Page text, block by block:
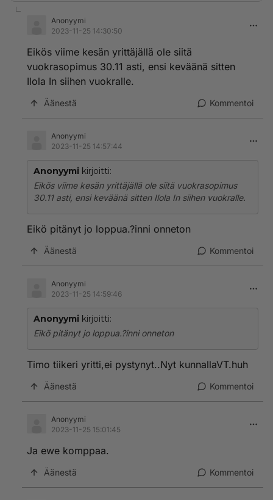
Anonyymi
2023-11-25 14:30:50
Eikös viime kesän yrittäjällä ole siitä
vuokrasopimus 30.11 asti, ensi keväänä sitten
Ilola In siihen vuokralle.
Äänestä Kommentoi
Anonyymi
2023-11-25 14:57:44
Anonyymi kirjoitti:
Eikös viime kesän yrittäjällä ole siitä vuokrasopimus
30.11 asti, ensi keväänä sitten Ilola In siihen vuokralle.
Eikö pitänyt jo loppua.?inni onneton
Äänestä Kommentoi
Anonyymi
2023-11-25 14:59:46
Anonyymi kirjoitti:
Eikö pitänyt jo loppua.?inni onneton
Timo tiikeri yritti,ei pystynyt..Nyt kunnallaVT.huh
Äänestä Kommentoi
Anonyymi
2023-11-25 15:01:45
Ja ewe komppaa.
Äänestä Kommentoi